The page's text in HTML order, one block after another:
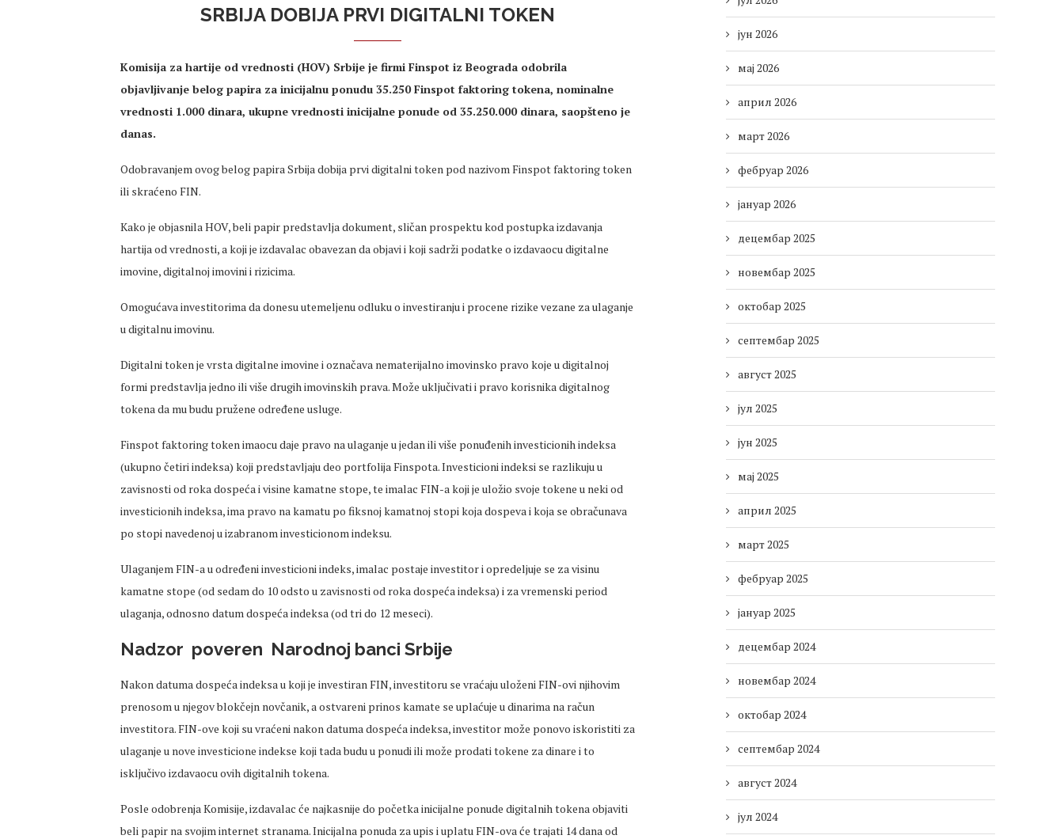
SRBIJA DOBIJA PRVI DIGITALNI TOKEN
Кomisija za hartije od vrednosti (HOV) Srbije je firmi Finspot iz Beograda odobrila
objavljivanje belog papira za inicijalnu ponudu 35.250 Finspot faktoring tokena, nominalne
vrednosti 1.000 dinara, ukupne vrednosti inicijalne ponude od 35.250.000 dinara, saopšteno je
danas.
Odobravanjem ovog belog papira Srbija dobija prvi digitalni token pod nazivom Finspot faktoring token
ili skraćeno FIN.
Kako je objasnila HOV, beli papir predstavlja dokument, sličan prospektu kod postupka izdavanja
hartija od vrednosti, a koji je izdavalac obavezan da objavi i koji sadrži podatke o izdavaocu digitalne
imovine, digitalnoj imovini i rizicima.
Omogućava investitorima da donesu utemeljenu odluku o investiranju i procene rizike vezane za ulaganje
u digitalnu imovinu.
Digitalni token je vrsta digitalne imovine i označava nematerijalno imovinsko pravo koje u digitalnoj
formi predstavlja jedno ili više drugih imovinskih prava. Može uključivati i pravo korisnika digitalnog
tokena da mu budu pružene određene usluge.
Finspot faktoring token imaocu daje pravo na ulaganje u jedan ili više ponuđenih investicionih indeksa
(ukupno četiri indeksa) koji predstavljaju deo portfolija Finspota. Investicioni indeksi se razlikuju u
zavisnosti od roka dospeća i visine kamatne stope, te imalac FIN-a koji je uložio svoje tokene u neki od
investicionih indeksa, ima pravo na kamatu po fiksnoj kamatnoj stopi koja dospeva i koja se obračunava
po stopi navedenoj u izabranom investicionom indeksu.
Ulaganjem FIN-a u određeni investicioni indeks, imalac postaje investitor i opredeljuje se za visinu
kamatne stope (od sedam do 10 odsto u zavisnosti od roka dospeća indeksa) i za vremenski period
ulaganja, odnosno datum dospeća indeksa (od tri do 12 meseci).
Nadzor poveren Narodnoj banci Srbije
Nakon datuma dospeća indeksa u koji je investiran FIN, investitoru se vraćaju uloženi FIN-ovi njihovim
prenosom u njegov blokčejn novčanik, a ostvareni prinos kamate se uplaćuje u dinarima na račun
investitora. FIN-ove koji su vraćeni nakon datuma dospeća indeksa, investitor može ponovo iskoristiti za
ulaganje u nove investicione indekse koji tada budu u ponudi ili može prodati tokene za dinare i to
isključivo izdavaocu ovih digitalnih tokena.
Posle odobrenja Кomisije, izdavalac će najkasnije do početka inicijalne ponude digitalnih tokena objaviti
beli papir na svojim internet stranama. Inicijalna ponuda za upis i uplatu FIN-ova će trajati 14 dana od
јун 2026
мај 2026
април 2026
март 2026
фебруар 2026
јануар 2026
децембар 2025
новембар 2025
октобар 2025
септембар 2025
август 2025
јул 2025
јун 2025
мај 2025
април 2025
март 2025
фебруар 2025
јануар 2025
децембар 2024
новембар 2024
октобар 2024
септембар 2024
август 2024
јул 2024